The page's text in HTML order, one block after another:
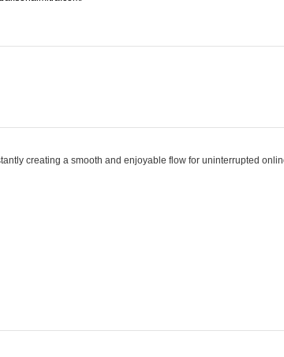
creating a smooth and enjoyable flow for uninterrupted